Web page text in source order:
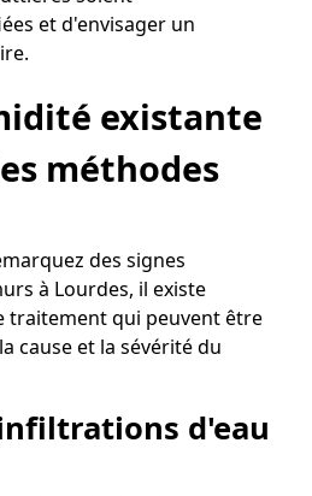
et d'envisager un
existante
méthodes
des signes
à Lourdes, il existe
traitement qui peuvent être
cause et la sévérité du
d'eau